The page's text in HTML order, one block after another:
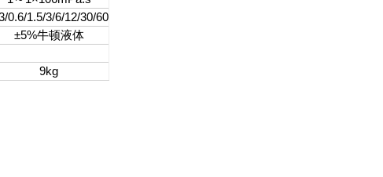
0.6/1.5/3/6/12/30/60
±5%牛顿液体
9kg